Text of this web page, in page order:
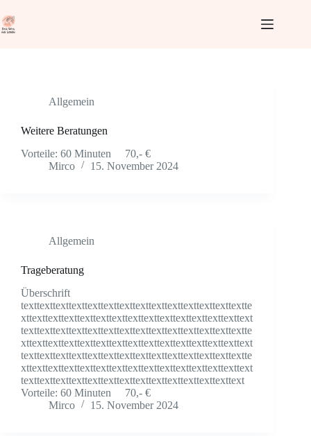
Inhalt
springen
Allgemein
Weitere Beratungen
Vorteile: 60 Minuten 70,- €
Mirco
15. November 2024
Allgemein
Trageberatung
Überschrift
texttexttexttexttexttexttexttexttexttexttexttexttexttextte
xttexttexttexttexttexttexttexttexttexttexttexttexttexttext
texttexttexttexttexttexttexttexttexttexttexttexttexttextte
xttexttexttexttexttexttexttexttexttexttexttexttexttexttext
texttexttexttexttexttexttexttexttexttexttexttexttexttextte
xttexttexttexttexttexttexttexttexttexttexttexttexttexttext
texttexttexttexttexttexttexttexttexttexttexttexttexttext
Vorteile: 60 Minuten 70,- €
Mirco
15. November 2024